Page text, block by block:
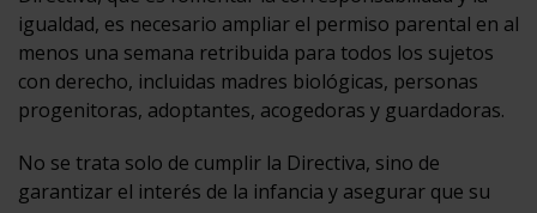
igualdad, es necesario ampliar el permiso parental en al
menos una semana retribuida para todos los sujetos
con derecho, incluidas madres biológicas, personas
progenitoras, adoptantes, acogedoras y guardadoras.
No se trata solo de cumplir la Directiva, sino de
garantizar el interés de la infancia y asegurar que su